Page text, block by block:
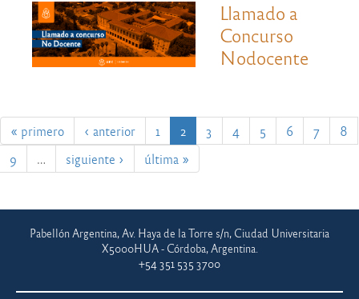
Llamado a
Concurso
Nodocente
« primero ‹ anterior 1 2 3 4 5 6 7
8
9
… siguiente › última »
Pabellón Argentina, Av. Haya de la Torre s/n, Ciudad Universitaria
X5000HUA - Córdoba, Argentina.
+54 351 535 3700